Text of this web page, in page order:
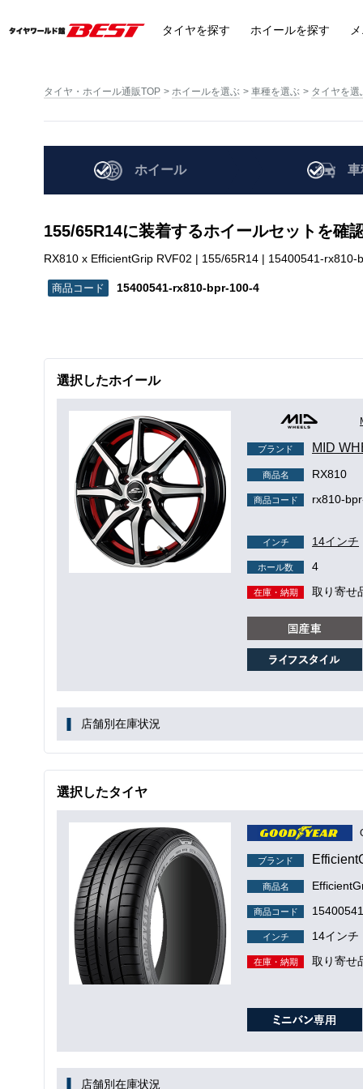
タイヤを探す ホイールを探す
タイヤ・ホイール通販TOP ホイールを選ぶ 車種を選ぶ タイヤを選
ホイール 車
155/65R14に装着するホイールセットを確
RX810 x EfficientGrip RVF02 | 155/65R14 | 15400541-rx810-
15400541-rx810-bpr-100-4
選択したホイール
ブランド MID
商品名 RX810
商品コード rx810-
インチ 14インチ
ホール数 4
在庫・納期 取り寄せ
店舗別在庫状況
選択したタイヤ
ブランド
商品名
商品コード 15400541
インチ 14インチ
在庫・納期 取り寄せ
店舗別在庫状況